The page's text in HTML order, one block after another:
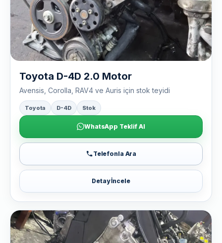
Toyota D-4D 2.0 Motor
Avensis, Corolla, RAV4 ve Auris için stok teyidi
Toyota D-4D Stok
WhatsApp Teklif Al
Telefonla Ara
Detay İncele